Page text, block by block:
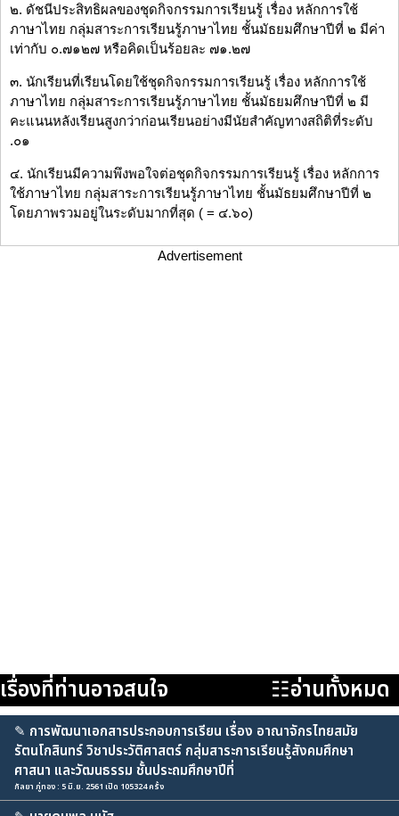
๒. ดัชนีประสิทธิผลของชุดกิจกรรมการเรียนรู้ เรื่อง หลักการใช้
ภาษาไทย กลุ่มสาระการเรียนรู้ภาษาไทย ชั้นมัธยมศึกษาปีที่ ๒ มีค่า
เท่ากับ ๐.๗๑๒๗ หรือคิดเป็นร้อยละ ๗๑.๒๗
๓. นักเรียนที่เรียนโดยใช้ชุดกิจกรรมการเรียนรู้ เรื่อง หลักการใช้
ภาษาไทย กลุ่มสาระการเรียนรู้ภาษาไทย ชั้นมัธยมศึกษาปีที่ ๒ มี
คะแนนหลังเรียนสูงกว่าก่อนเรียนอย่างมีนัยสำคัญทางสถิติที่ระดับ
.๐๑
๔. นักเรียนมีความพึงพอใจต่อชุดกิจกรรมการเรียนรู้ เรื่อง หลักการ
ใช้ภาษาไทย กลุ่มสาระการเรียนรู้ภาษาไทย ชั้นมัธยมศึกษาปีที่ ๒
โดยภาพรวมอยู่ในระดับมากที่สุด ( = ๔.๖๐)
Advertisement
เรื่องที่ท่านอาจสนใจ ☷อ่านทั้งหมด
✎ การพัฒนาเอกสารประกอบการเรียน เรื่อง อาณาจักรไทยสมัย
รัตนโกสินทร์ วิชาประวัติศาสตร์ กลุ่มสาระการเรียนรู้สังคมศึกษา
ศาสนา และวัฒนธรรม ชั้นประถมศึกษาปีที่
กัลยา ภู่ทอง : 5 มิ.ย. 2561 เปิด 105324 ครั้ง